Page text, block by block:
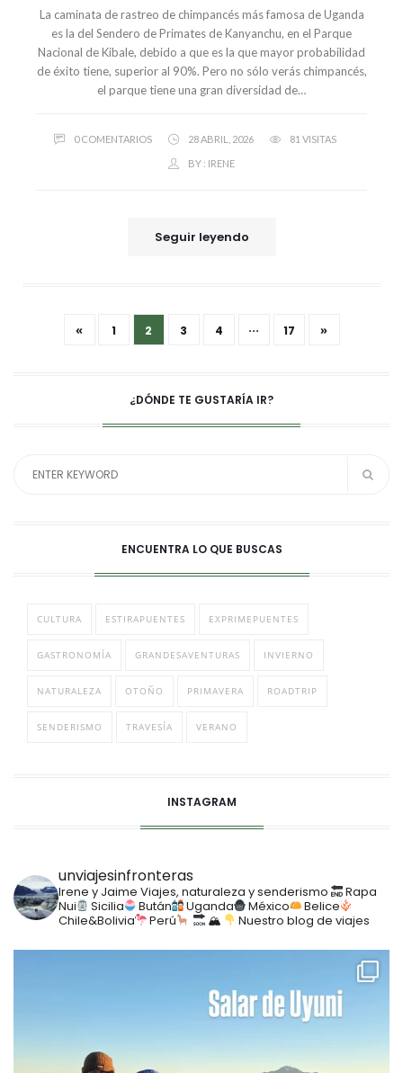
La caminata de rastreo de chimpancés más famosa de Uganda
es la del Sendero de Primates de Kanyanchu, en el Parque
Nacional de Kibale, debido a que es la que mayor probabilidad
de éxito tiene, superior al 90%. Pero no sólo verás chimpancés,
el parque tiene una gran diversidad de…
0 COMENTARIOS 28 ABRIL, 2026 81 VISITAS
BY : IRENE
Seguir leyendo
« 1 2 3 4 ··· 17 »
¿DÓNDE TE GUSTARÍA IR?
ENCUENTRA LO QUE BUSCAS
CULTURA ESTIRAPUENTES EXPRIMEPUENTES
GASTRONOMÍA GRANDESAVENTURAS INVIERNO
NATURALEZA OTOÑO PRIMAVERA ROADTRIP
SENDERISMO TRAVESÍA VERANO
INSTAGRAM
unviajesinfronteras
Irene y Jaime Viajes, naturaleza y senderismo
Rapa
Nui
Sicilia Bután Uganda México
Belice
Chile&Bolivia
Perú 🏔 Nuestro blog de viajes